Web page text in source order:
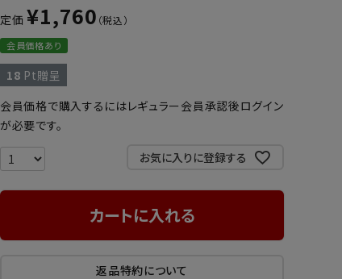
エメナコラボジェル
定価 ¥1,760
会員価格あり
18 Pt贈呈
会員価格で購入するにはレギュラー会員承認後ログイン
が必要です。
お気に入りに登録する
カートに入れる
返品特約について